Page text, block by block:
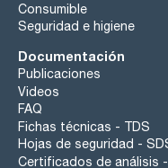
Consumible
Seguridad e higiene
Documentación
Publicaciones
Videos
FAQ
Fichas técnicas - TDS
Hojas de seguridad -
Certificados de análisis